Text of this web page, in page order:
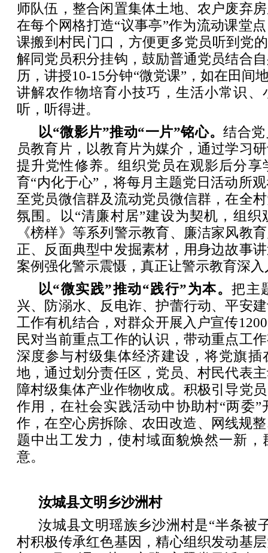
师队伍，整合闲置集体土地、农户废弃
在每个网格打造“议事亭”作为流动课堂
课搬到村民门口，方便更多党员听到党
解同党员积分挂钩，鼓励普通党员结合
历，讲授10-15分钟“微党课”，如在田间
讲解农作物培育小技巧，生活小常识、
听，听得进。
以“微影片”推动“一片”铭心。结合
员教育片，以教育片为媒介，通过学习
提升党性修养。组织党员在观影后分享
育“内化于心”，将每月主题党日活动所
至党员微信群及流动党员微信群，在全
氛围。以“清廉村居”建设为契机，组
《榜样》等系列警示教育、廉洁家风教
正、反面典型中发掘素材，用身边故事
案例强化警示震慑，真正让警示教育深
以“微实践”推动“践行”为本。把主
兴、防溺水、反电诈、护蕾行动、平安
工作有机结合，对群众开展入户宣传
民对当前重点工作的认识，带动重点工
深度参与村级集体经济建设，将党旗插
地，通过划分责任区，党员、村民代表
障村级集体产业作物收成。积极引导党
作用，在社会实践活动中协助村“两委
作，在空心房拆除、农田改造、网线规
题中出工发力，使村域面貌焕然一新，
意。
汝城县文明乡沙洲村
汝城县文明瑶族乡沙洲村是“半条被
村积极传承红色基因，精心组织发动基